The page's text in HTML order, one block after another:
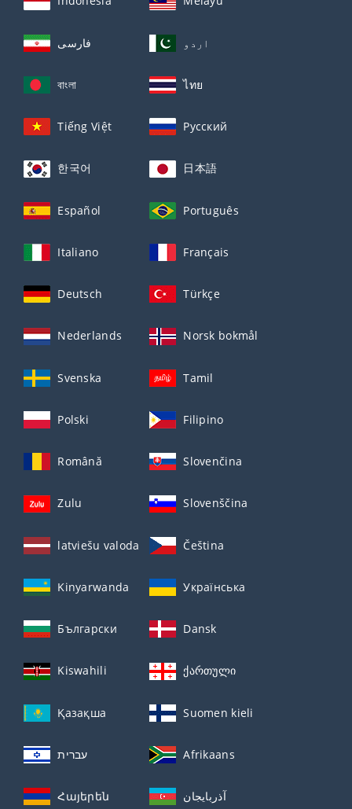
فارسی اردو
বাংলা ไทย
Tiếng Việt Русский
한국어 日本語
Español Português
Italiano Français
Deutsch Türkçe
Nederlands Norsk bokmål
Svenska Tamil
Polski Filipino
Română Slovenčina
Zulu Slovenščina
latviešu valoda Čeština
Kinyarwanda Українська
Български Dansk
Kiswahili ქართული
Қазақша Suomen kieli
עברית Afrikaans
Հայերեն آذربايجان